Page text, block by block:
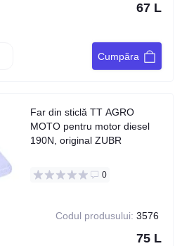
67 L
Cumpăra
Far din sticlă TT AGRO
MOTO pentru motor diesel
190N, original ZUBR
0
Codul produsului: 3576
75 L